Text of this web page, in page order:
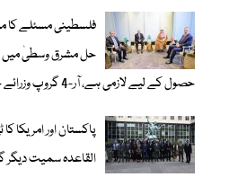
فلسطینی مسئلے کا
حل مشرق وسطیٰ میں
حصول کے لیے لازمی ہے، آر-4 گروپ وزرائے خارجہ
پاکستان اور امریکا
القاعدہ سمیت